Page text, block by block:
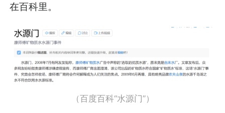
在百科里。
（百度百科“水源门”）